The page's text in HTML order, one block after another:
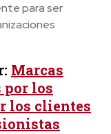
para ser
Marcas
por los
los clientes